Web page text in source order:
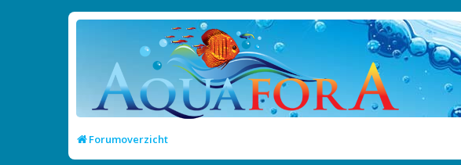
Forumoverzicht